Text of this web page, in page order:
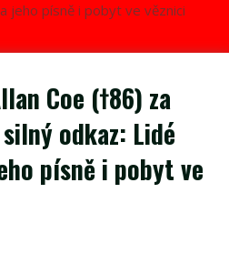
jeho písně i pobyt ve věznici
Coe (†86) za
odkaz: Lidé
písně i pobyt ve